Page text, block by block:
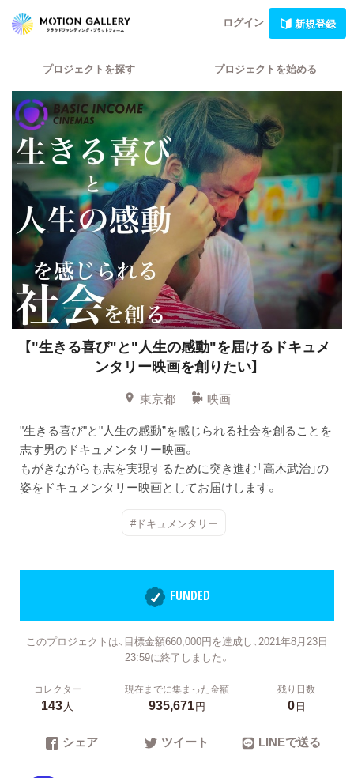
ログイン 新規登録
プロジェクトを探す プロジェクトを始める
【"生きる喜び"と"人生の感動"を届けるドキュメ
ンタリー映画を創りたい】
東京都
映画
"生きる喜び"と"人生の感動”を感じられる社会を創ることを
志す男のドキュメンタリー映画。
もがきながらも志を実現するために突き進む「高木武治」の
姿をドキュメンタリー映画としてお届けします。
#ドキュメンタリー
FUNDED
このプロジェクトは、目標金額660,000円を達成し、2021年8月23日
23:59に終了しました。
コレクター
143人
現在までに集まった金額
935,671円
残り日数
0日
シェア ツイート LINEで送る